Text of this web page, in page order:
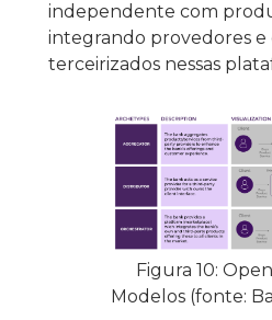
independente com
integrando provedores e
terceirizados nessas
Figura 10:
Modelos (fonte: